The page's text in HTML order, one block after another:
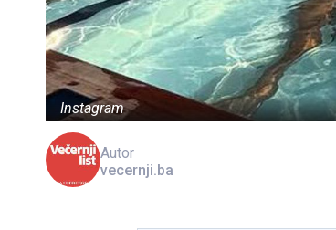
Instagram
Autor
vecernji.ba